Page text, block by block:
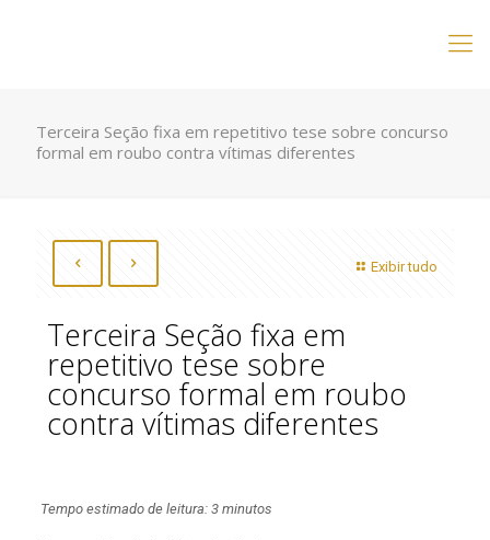
Terceira Seção fixa em repetitivo tese sobre concurso
formal em roubo contra vítimas diferentes
Exibir tudo
Terceira Seção fixa em
repetitivo tese sobre
concurso formal em roubo
contra vítimas diferentes
Tempo estimado de leitura: 3 minutos